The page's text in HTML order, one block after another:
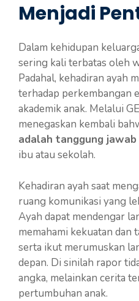
Menjadi
Dalam kehidupan
sering kali terbatas oleh
Padahal, kehadiran ayah
terhadap perkembangan
akademik anak. Melalui
menegaskan kembali
adalah tanggung jawab
ibu atau sekolah.
Kehadiran ayah saat
ruang komunikasi yang
Ayah dapat mendengar
memahami kekuatan dan
serta ikut merumuskan
depan. Di sinilah rapor
angka, melainkan cerita
pertumbuhan anak.